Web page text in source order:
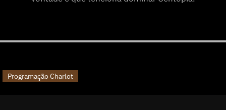
Programação Charlot